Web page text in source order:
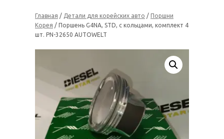
Главная / Детали для корейских авто / Поршни
Корея / Поршень G4NA, STD, с кольцами, комплект 4
шт. PN-32650 AUTOWELT